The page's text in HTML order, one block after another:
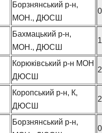
Борзнянський р-н,
МОН., ДЮСШ
Бахмацький р-н,
МОН., ДЮСШ
Корюківський р-н МОН
ДЮСШ
Коропський р-н, К,
ДЮСШ
Борзнянський р-н,